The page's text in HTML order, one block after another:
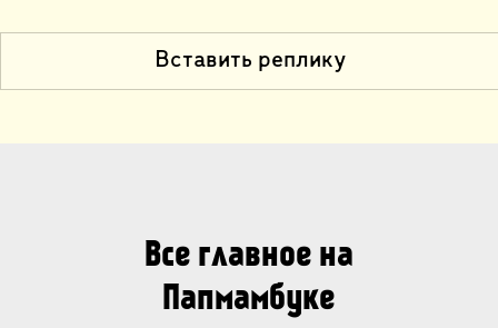
Вставить реплику
Все главное на
Папмамбуке